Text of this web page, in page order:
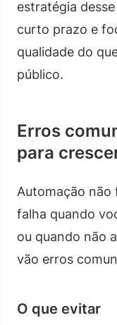
estratégia
curto prazo e
qualidade do
público.
Erros
para
Automação não
falha quando
ou quando não
vão erros
O que evitar